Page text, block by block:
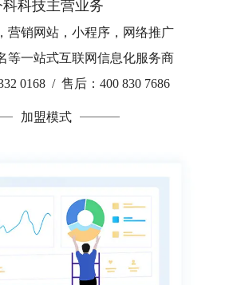
科科技主营业务
营销网站，小程序，网络推广
等一站式互联网信息化服务商
0168 / 售后：400 830 7686
加盟模式